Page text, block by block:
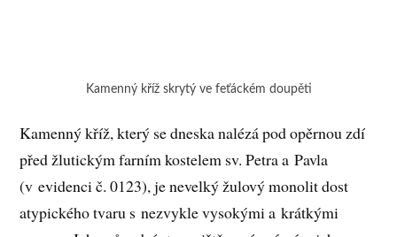
Kamenný kříž skrytý ve feťáckém doupěti
Kamenný kříž, který se dneska nalézá pod opěrnou zdí
před žlutickým farním kostelem sv. Petra a Pavla
(v evidenci č. 0123), je nevelký žulový monolit dost
atypického tvaru s nezvykle vysokými a krátkými